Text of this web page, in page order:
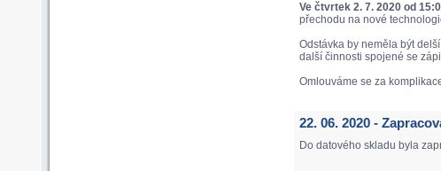
Ve čtvrtek 2. 7. 2020 od
přechodu na nové
Odstávka by neměla být
další činnosti spojené se
Omlouváme se za
22. 06. 2020 -
Do datového skladu byla